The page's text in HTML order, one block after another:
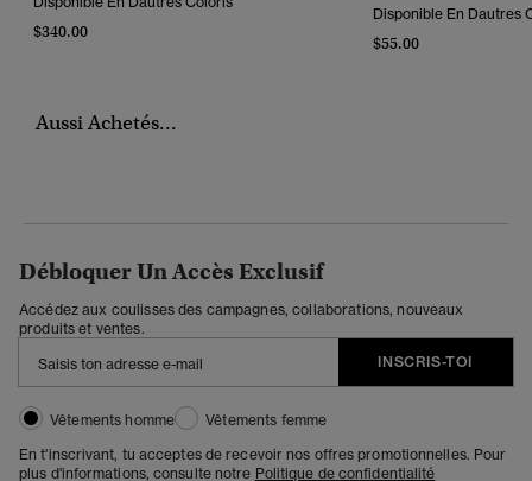
$340.00
Disponible En Dautres
$55.00
Aussi Achetés...
Débloquer Un Accès Exclusif
Accédez aux coulisses des campagnes, collaborations, nouveaux
produits et ventes.
INSCRIS-TOI
Vêtements homme
Vêtements femme
En t'inscrivant, tu acceptes de recevoir nos offres promotionnelles. Pour
plus d'informations, consulte notre Politique de confidentialité